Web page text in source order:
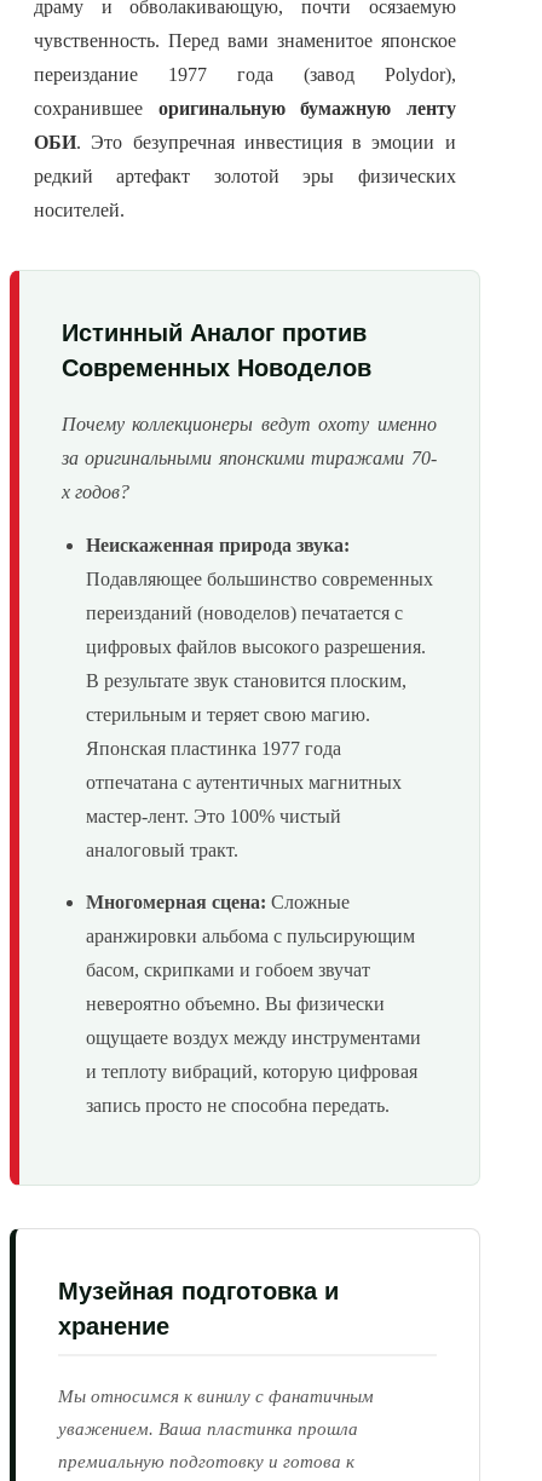
драму и обволакивающую, почти осязаемую
чувственность. Перед вами знаменитое японское
переиздание 1977 года (завод Polydor),
сохранившее оригинальную бумажную ленту
ОБИ. Это безупречная инвестиция в эмоции и
редкий артефакт золотой эры физических
носителей.
Истинный Аналог против
Современных Новоделов
Почему коллекционеры ведут охоту именно
за оригинальными японскими тиражами 70-
х годов?
Неискаженная природа звука:
Подавляющее большинство современных
переизданий (новоделов) печатается с
цифровых файлов высокого разрешения.
В результате звук становится плоским,
стерильным и теряет свою магию.
Японская пластинка 1977 года
отпечатана с аутентичных магнитных
мастер-лент. Это 100% чистый
аналоговый тракт.
Многомерная сцена: Сложные
аранжировки альбома с пульсирующим
басом, скрипками и гобоем звучат
невероятно объемно. Вы физически
ощущаете воздух между инструментами
и теплоту вибраций, которую цифровая
запись просто не способна передать.
Музейная подготовка и
хранение
Мы относимся к винилу с фанатичным
уважением. Ваша пластинка прошла
премиальную подготовку и готова к